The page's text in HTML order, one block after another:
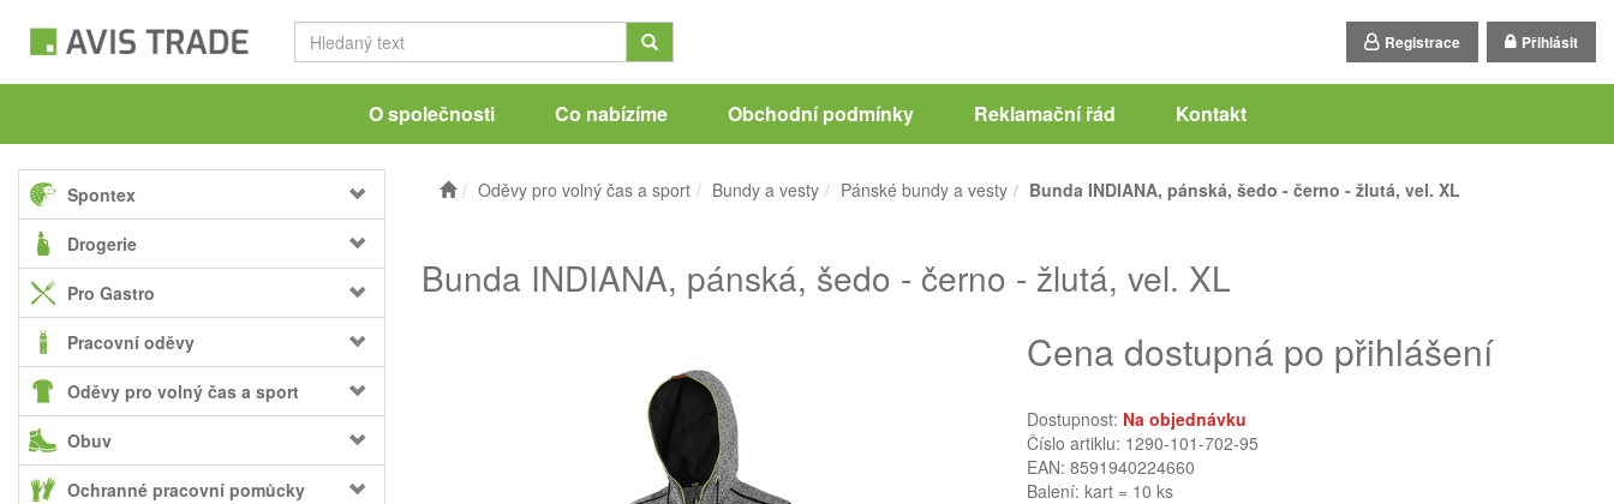
Registrace Přihlásit
O společnosti Co nabízíme Obchodní podmínky Reklamační řád Kontakt
Spontex
Drogerie
Pro Gastro
Pracovní oděvy
Oděvy pro volný čas a sport
Obuv
Ochranné pracovní pomůcky
Oděvy pro volný čas a sport Bundy a vesty Pánské bundy a vesty Bunda INDIANA, pánská, šedo - černo - žlutá, vel. XL
Bunda INDIANA, pánská, šedo - černo - žlutá, vel. XL
Cena dostupná po přihlášení
Dostupnost: Na objednávku
Číslo artiklu: 1290-101-702-95
EAN: 8591940224660
Balení: kart = 10 ks